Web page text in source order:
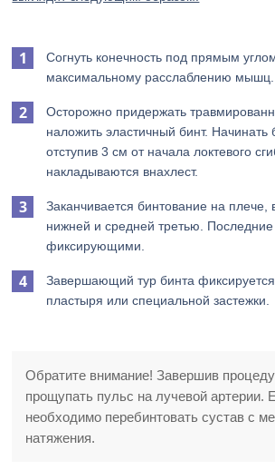
Согнуть конечность под прямым
максимальному расслаблению мышц.
Осторожно придержать
наложить эластичный бинт. Начинать
отступив 3 см от начала локтевого
накладываются внахлест.
Заканчивается бинтование на плече,
нижней и средней третью.
фиксирующими.
Завершающий тур бинта
пластыря или специальной застежки.
Обратите внимание! Завершив
прощупать пульс на лучевой артерии.
необходимо перебинтовать сустав с
натяжения.